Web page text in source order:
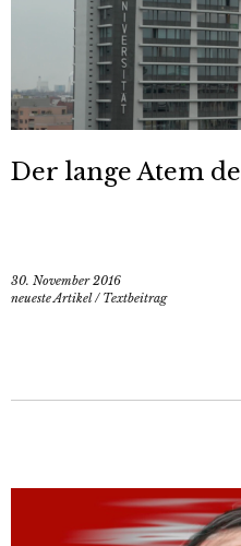
Der lange Atem
30. November 2016
neueste Artikel/ Textbeitrag